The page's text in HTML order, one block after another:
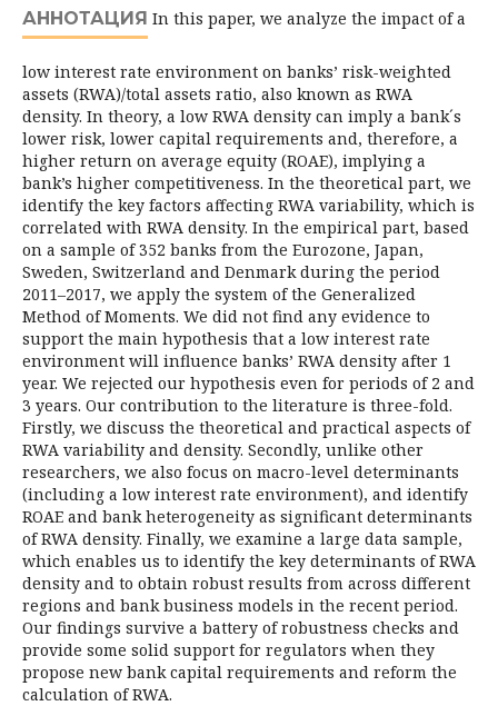
АННОТАЦИЯ In this paper, we analyze the impact of a
low interest rate environment on banks’ risk-weighted
assets (RWA)/total assets ratio, also known as RWA
density. In theory, a low RWA density can imply a bank´s
lower risk, lower capital require­ments and, therefore, a
higher return on average equity (ROAE), implying a
bank’s higher competitiveness. In the theoretical part, we
identify the key factors affecting RWA variability, which is
correlated with RWA density. In the empirical part, based
on a sample of 352 banks from the Eurozone, Japan,
Sweden, Switzer­land and Denmark during the period
2011–2017, we apply the system of the Generalized
Method of Moments. We did not find any evidence to
support the main hypothesis that a low interest rate
environment will influence banks’ RWA density after 1
year. We rejected our hypothesis even for periods of 2 and
3 years. Our contribution to the literature is three-fold.
Firstly, we discuss the theoretical and practical aspects of
RWA variability and density. Secondly, unlike other
researchers, we also focus on macro-level determinants
(including a low interest rate environment), and identify
ROAE and bank heterogeneity as significant determinants
of RWA density. Finally, we examine a large data sample,
which enables us to identify the key determinants of RWA
density and to obtain robust results from across different
regions and bank business models in the recent period.
Our findings survive a battery of robustness checks and
provide some solid support for regulators when they
propose new bank capital requirements and reform the
calculation of RWA.